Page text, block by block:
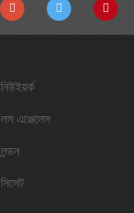
নিউইয়র্ক
লস এঞ্জেলেস
লন্ডন
সিলেট